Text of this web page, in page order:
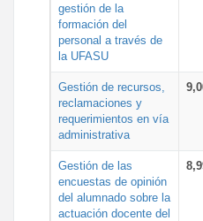
gestión de la
formación del
personal a través de
la UFASU
Gestión de recursos,
reclamaciones y
requerimientos en vía
administrativa
Gestión de las
encuestas de opinión
del alumnado sobre la
actuación docente del